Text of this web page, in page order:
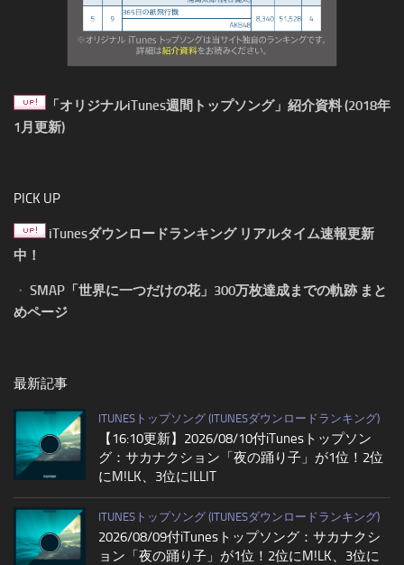
「オリジナルiTunes週間トップソング」紹介資料 (2018年
1月更新)
PICK UP
iTunesダウンロードランキング リアルタイム速報更新
中！
・ SMAP「世界に一つだけの花」300万枚達成までの軌跡 まと
めページ
最新記事
ITUNESトップソング (ITUNESダウンロードランキング)
【16:10更新】2026/08/10付iTunesトップソン
グ：サカナクション「夜の踊り子」が1位！2位
にM!LK、3位にILLIT
ITUNESトップソング (ITUNESダウンロードランキング)
2026/08/09付iTunesトップソング：サカナクシ
ョン「夜の踊り子」が1位！2位にM!LK、3位に